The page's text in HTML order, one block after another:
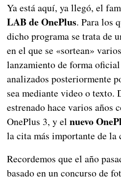
Ya está aquí, ya llegó, el
LAB de OnePlus. Para los
dicho programa se trata de
en el que se «sortean»
lanzamiento de forma
analizados posteriormente
sea mediante video o texto.
estrenado hace varios años
OnePlus 3, y el nuevo
la cita más importante de la
Recordemos que el año
basado en un concurso de